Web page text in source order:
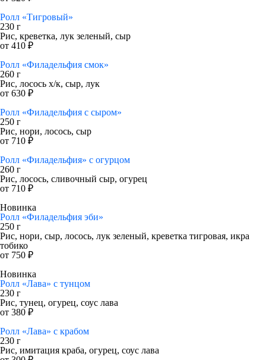
Ролл «Тигровый»
230 г
Рис, креветка, лук зеленый, сыр
от 410 ₽
Ролл «Филадельфия смок»
260 г
Рис, лосось х/к, сыр, лук
от 630 ₽
Ролл «Филадельфия с сыром»
250 г
Рис, нори, лосось, сыр
от 710 ₽
Ролл «Филадельфия» с огурцом
260 г
Рис, лосось, сливочный сыр, огурец
от 710 ₽
Новинка
Ролл «Филадельфия эби»
250 г
Рис, нори, сыр, лосось, лук зеленый, креветка тигровая, икра
тобико
от 750 ₽
Новинка
Ролл «Лава» с тунцом
230 г
Рис, тунец, огурец, соус лава
от 380 ₽
Ролл «Лава» с крабом
230 г
Рис, имитация краба, огурец, соус лава